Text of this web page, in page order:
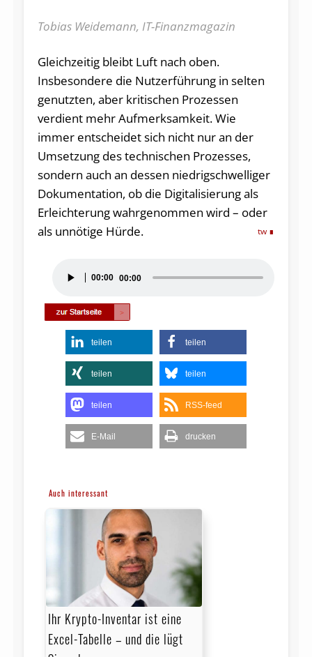
Tobias Weidemann, IT-Finanzmagazin
Gleichzeitig bleibt Luft nach oben.
Insbesondere die Nutzerführung in selten
genutzten, aber kritischen Prozessen
verdient mehr Aufmerksamkeit. Wie
immer entscheidet sich nicht nur an der
Umsetzung des technischen Prozesses,
sondern auch an dessen niedrigschwelliger
Dokumentation, ob die Digitalisierung als
Erleichterung wahrgenommen wird – oder
als unnötige Hürde.
tw
Player
00:00 00:00
teilen teilen
teilen teilen
teilen RSS-feed
E-Mail drucken
Auch interessant
Ihr Krypto-Inventar ist eine
Excel-Tabelle – und die lügt